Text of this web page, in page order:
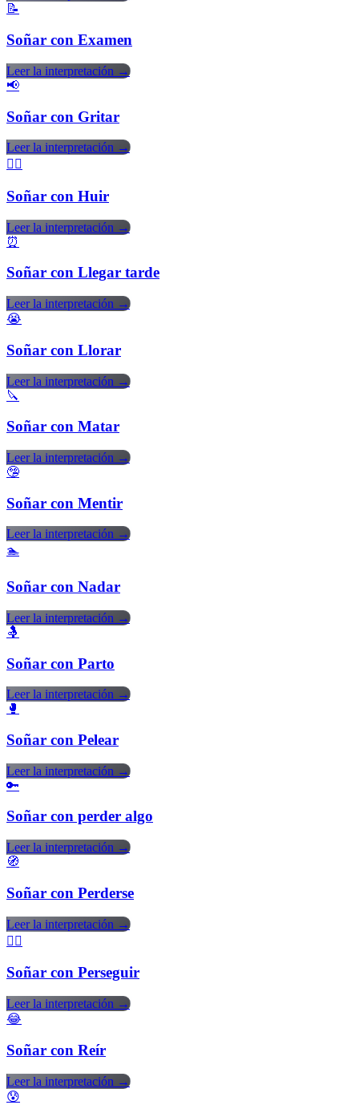
📝
Soñar con Examen
Leer la interpretación →
📢
Soñar con Gritar
Leer la interpretación →
🏃‍♂️
Soñar con Huir
Leer la interpretación →
⏰
Soñar con Llegar tarde
Leer la interpretación →
😭
Soñar con Llorar
Leer la interpretación →
🔪
Soñar con Matar
Leer la interpretación →
🤥
Soñar con Mentir
Leer la interpretación →
🏊
Soñar con Nadar
Leer la interpretación →
🤱
Soñar con Parto
Leer la interpretación →
🥊
Soñar con Pelear
Leer la interpretación →
🔑
Soñar con perder algo
Leer la interpretación →
🧭
Soñar con Perderse
Leer la interpretación →
🏃‍♂️
Soñar con Perseguir
Leer la interpretación →
😂
Soñar con Reír
Leer la interpretación →
😰